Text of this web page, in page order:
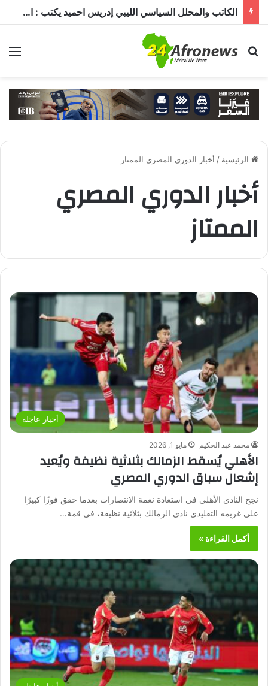
بحث عن
الرئيسية / أخبار الدوري المصري الممتاز
أخبار الدوري المصري
الممتاز
أخبار عاجلة
محمد عبد الحكيم مايو 1, 2026
الأهلي يُسقط الزمالك بثلاثية نظيفة ويُعيد
إشعال سباق الدوري المصري
نجح النادي الأهلي في استعادة نغمة الانتصارات بعدما حقق فوزًا كبيرًا
على غريمه التقليدي نادي الزمالك بثلاثية نظيفة، في قمة…
أكمل القراءة »